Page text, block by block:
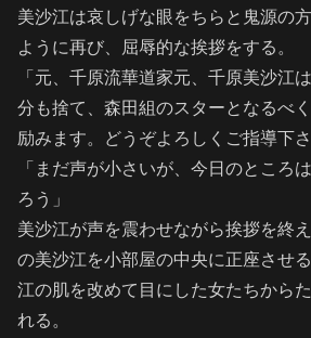
美沙江は哀しげな眼をちらと鬼源の
ように再び、屈辱的な挨拶をする。
「元、千原流華道家元、千原美沙江
分も捨て、森田組のスターとなるべ
励みます。どうぞよろしくご指導下
「まだ声が小さいが、今日のところ
ろう」
美沙江が声を震わせながら挨拶を終
の美沙江を小部屋の中央に正座させ
江の肌を改めて目にした女たちから
れる。